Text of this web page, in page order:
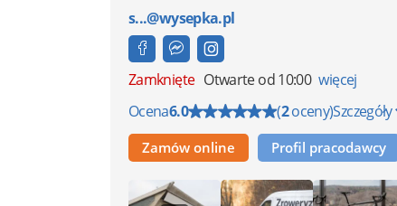
s...@wysepka.pl
Zamknięte Otwarte od 10:00 więcej
Ocena6.0 (2oceny)Szczegóły
Zamów online Profil pracodawcy